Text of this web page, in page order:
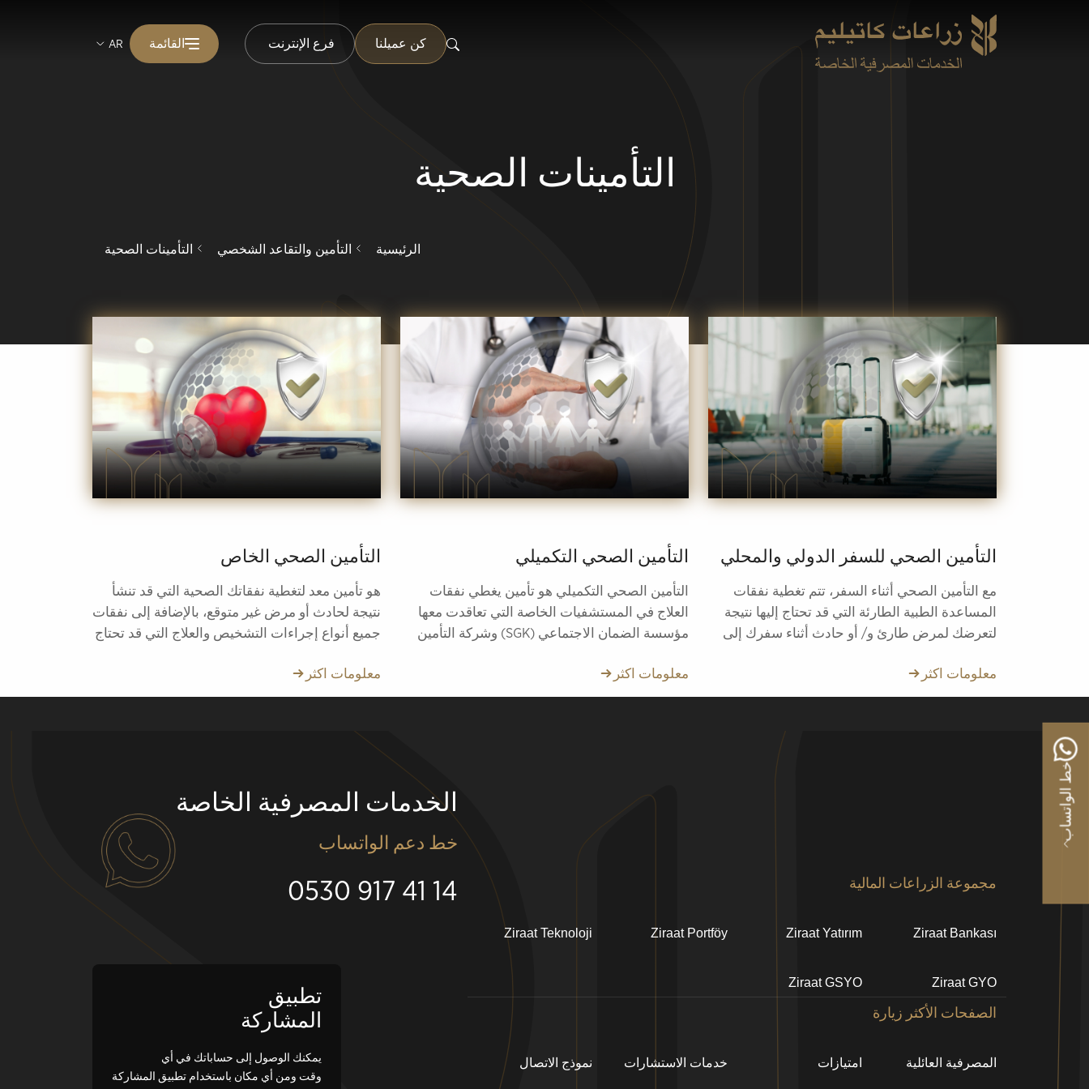
كن عميلنا فرع الإنترنت القائمة AR
التأمينات الصحية
الرئيسية التأمين والتقاعد الشخصي التأمينات الصحية
التأمين الصحي للسفر الدولي والمحلي
مع التأمين الصحي أثناء السفر، تتم تغطية نفقات
المساعدة الطبية الطارئة التي قد تحتاج إليها نتيجة
لتعرضك لمرض طارئ و/ أو حادث أثناء سفرك إلى
أثناء السفر وحدود التغطية المكتوبة في البوليصة.
معلومات اكثر
التأمين الصحي التكميلي
التأمين الصحي التكميلي هو تأمين يغطي نفقات
العلاج في المستشفيات الخاصة التي تعاقدت معها
مؤسسة الضمان الاجتماعي (SGK) وشركة التأمين
دفع أي رسوم فرق.
معلومات اكثر
التأمين الصحي الخاص
هو تأمين معد لتغطية نفقاتك الصحية التي قد تنشأ
نتيجة لحادث أو مرض غير متوقع، بالإضافة إلى نفقات
جميع أنواع إجراءات التشخيص والعلاج التي قد تحتاج
أكثر المؤسسات الصحية تميزاً والمعروفة باستخدام
أحدث التقنيات.
معلومات اكثر
خط الواتساب
Alt
مجموعة الزراعات المالية
Ziraat Bankası
Ziraat Yatırım
Ziraat Portföy
Ziraat Teknoloji
Ziraat GYO
Ziraat GSYO
الصفحات الأكثر زيارة
المصرفية العائلية امتيازات خدمات الاستشارات نموذج الاتصال
الخدمات المصرفية الخاصة
خط دعم الواتساب
14 41 917 0530
تطبيق
المشاركة
يمكنك الوصول إلى حساباتك في أي
وقت ومن أي مكان باستخدام تطبيق المشاركة